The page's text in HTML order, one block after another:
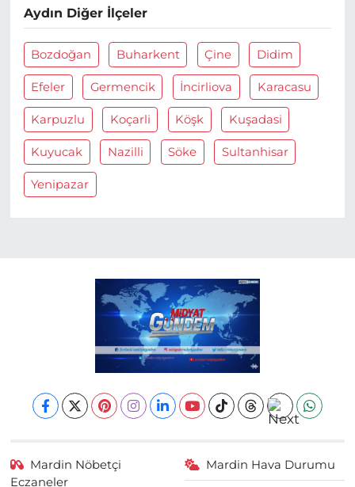
Aydın Diğer İlçeler
Bozdoğan Buharkent Çine Didim
Efeler Germencik İncirliova Karacasu
Karpuzlu Koçarli Köşk Kuşadasi
Kuyucak Nazilli Söke Sultanhisar
Yenipazar
Mardin Nöbetçi
Eczaneler
Mardin Hava Durumu